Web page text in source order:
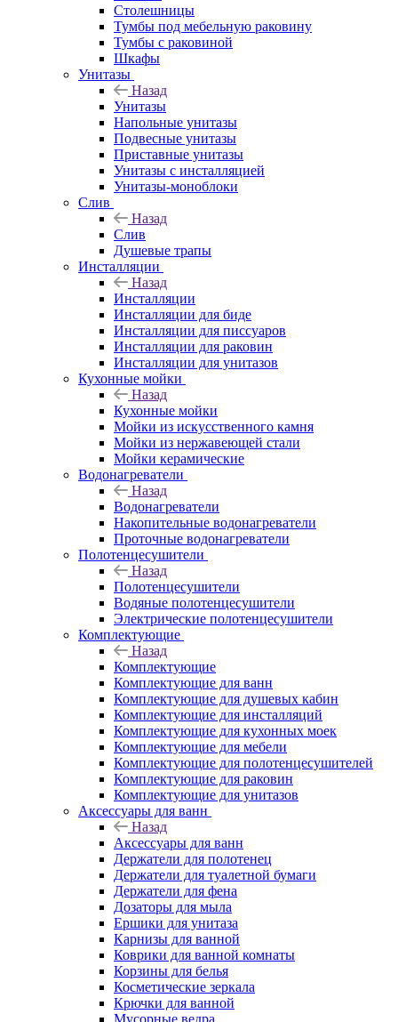
Столешницы
Тумбы под мебельную раковину
Тумбы с раковиной
Шкафы
Унитазы
Назад
Унитазы
Напольные унитазы
Подвесные унитазы
Приставные унитазы
Унитазы с инсталляцией
Унитазы-моноблоки
Слив
Назад
Слив
Душевые трапы
Инсталляции
Назад
Инсталляции
Инсталляции для биде
Инсталляции для писсуаров
Инсталляции для раковин
Инсталляции для унитазов
Кухонные мойки
Назад
Кухонные мойки
Мойки из искусственного камня
Мойки из нержавеющей стали
Мойки керамические
Водонагреватели
Назад
Водонагреватели
Накопительные водонагреватели
Проточные водонагреватели
Полотенцесушители
Назад
Полотенцесушители
Водяные полотенцесушители
Электрические полотенцесушители
Комплектующие
Назад
Комплектующие
Комплектующие для ванн
Комплектующие для душевых кабин
Комплектующие для инсталляций
Комплектующие для кухонных моек
Комплектующие для мебели
Комплектующие для полотенцесушителей
Комплектующие для раковин
Комплектующие для унитазов
Аксессуары для ванн
Назад
Аксессуары для ванн
Держатели для полотенец
Держатели для туалетной бумаги
Держатели для фена
Дозаторы для мыла
Ершики для унитаза
Карнизы для ванной
Коврики для ванной комнаты
Корзины для белья
Косметические зеркала
Крючки для ванной
Мусорные ведра